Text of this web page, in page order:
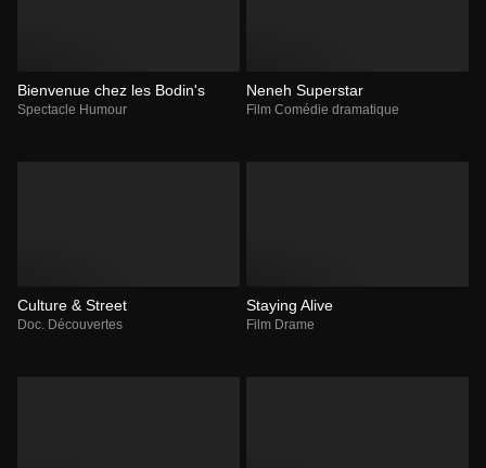
Bienvenue chez les Bodin's
Spectacle Humour
Neneh Superstar
Film Comédie dramatique
Culture & Street
Doc. Découvertes
Staying Alive
Film Drame